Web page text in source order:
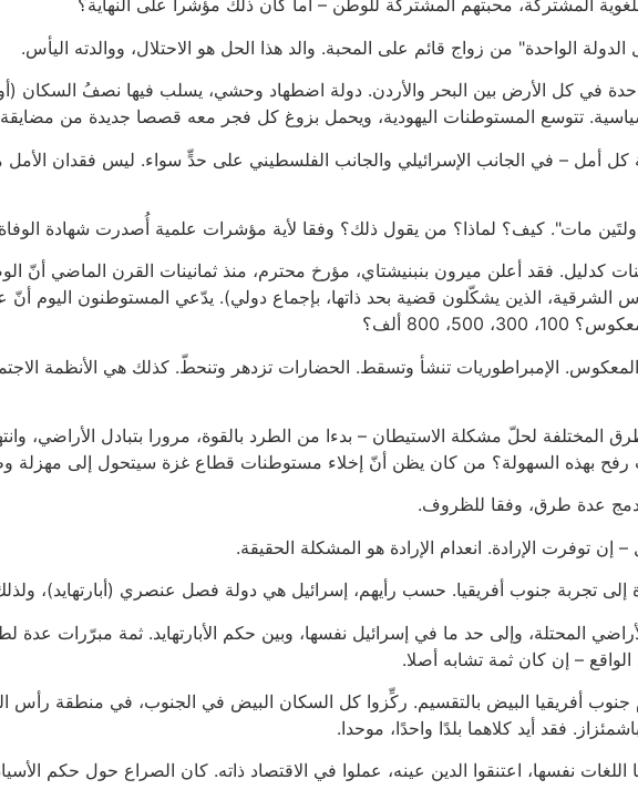
المشتركة، محبتهم المشتركة للوطن – أما كان ذلك مؤشرا على النهاية؟
الواحدة" من زواج قائم على المحبة. والد هذا الحل هو الاحتلال، ووالدته اليأس.
واحدة في كل الأرض بين البحر والأردن. دولة اضطهاد وحشي، يسلب فيها نصفُ السكان
تتوسع المستوطنات اليهودية، ويحمل بزوغ كل فجر معه قصصا جديدة من مضايقة
كل أمل – في الجانب الإسرائيلي والجانب الفلسطيني على حدٍّ سواء. ليس فقدان الأمل
مات". كيف؟ لماذا؟ من يقول ذلك؟ وفقا لأية مؤشرات علمية أُصدرت شهادة
كدليل. فقد أعلن ميرون بنبنيشتاي، مؤرخ محترم، منذ ثمانينات القرن الماضي
800 ألف؟
المعكوس. الإمبراطوريات تنشأ وتسقط. الحضارات تزدهر وتنحطّ. كذلك هي الأنظمة
المختلفة لحلّ مشكلة الاستيطان – بدءا من الطرد بالقوة، مرورا بتبادل الأراضي،
رفح بهذه السهولة؟ من كان يظن أنّ إخلاء مستوطنات قطاع غزة سيتحول إلى مهزلة
دمج عدة طرق، وفقا للظروف.
توفرت الإرادة. انعدام الإرادة هو المشكلة الحقيقة.
إلى تجربة جنوب أفريقيا. حسب رأيهم، إسرائيل هي دولة فصل عنصري (أبارتهايد)،
المحتلة، وإلى حد ما في إسرائيل نفسها، وبين حكم الأبارتهايد. ثمة مبرّرات عدة
الواقع – إن كان ثمة تشابه أصلا.
أفريقيا البيض بالتقسيم. ركِّزوا كل السكان البيض في الجنوب، في منطقة رأس
فقد أيد كلاهما بلدًا واحدًا، موحدا.
نفسها، اعتنقوا الدين عينه، عملوا في الاقتصاد ذاته. كان الصراع حول حكم